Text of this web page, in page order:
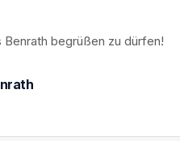
begrüßen zu dürfen!